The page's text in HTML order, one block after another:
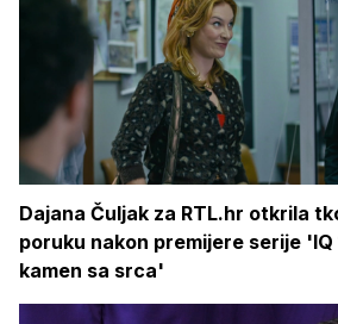
Dajana Čuljak za RTL.hr otkrila
poruku nakon premijere serije
kamen sa srca'